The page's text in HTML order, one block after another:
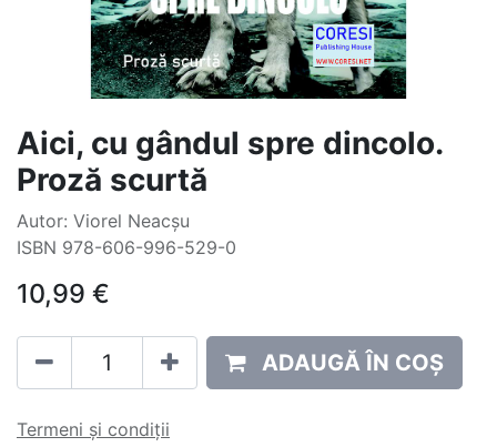
Aici, cu gândul spre dincolo.
Proză scurtă
Autor: Viorel Neacșu
ISBN 978-606-996-529-0
10,99 €
ADAUGĂ ÎN COȘ
Termeni și condiții